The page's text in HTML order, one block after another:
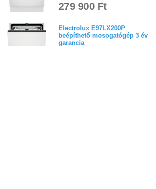
279 900 Ft
Electrolux E97LX200P
beépíthető mosogatógép 3 év
garancia